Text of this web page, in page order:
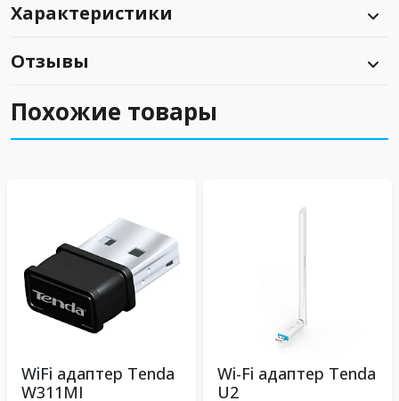
Характеристики
Отзывы
Похожие товары
WiFi адаптер Tenda
W311MI
Wi-Fi адаптер Tenda
U2